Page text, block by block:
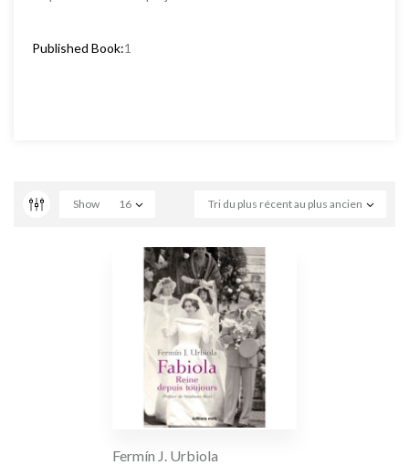
Published Book:1
Tri du plus récent au plus ancien
Show 16
Fermín J. Urbiola